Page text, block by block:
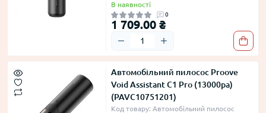
В наявності
0
1 709.00 ₴
Автомобільний пилосос Proove
Void Assistant C1 Pro (13000pa)
(PAVC10751201)
Код товару: Автомобільний пилосос